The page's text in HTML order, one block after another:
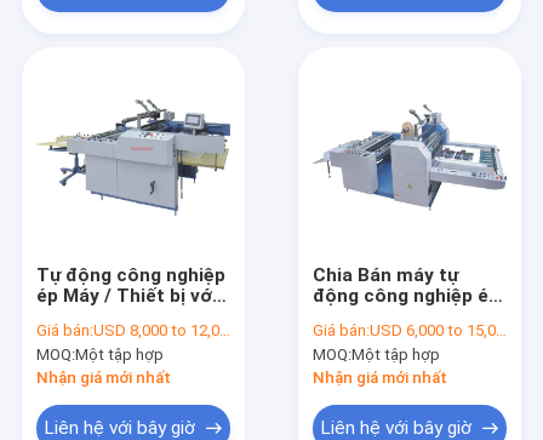
Tự động công nghiệp
ép Máy / Thiết bị với
Giá bán:USD 8,000 to 12,000 per set
MOQ:Một tập hợp
Nhận giá mới nhất
Liên hệ với bây giờ
Chia Bán máy tự
động công nghiệp ép
Giá bán:USD 6,000 to 15,000 per set
MOQ:Một tập hợp
Nhận giá mới nhất
Liên hệ với bây giờ